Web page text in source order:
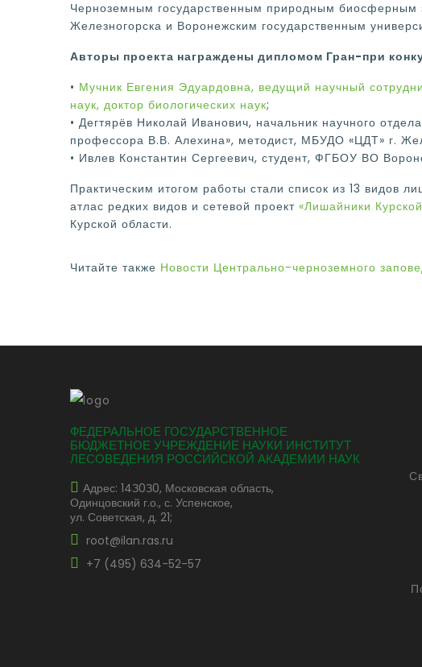
Черноземным государственным природным биосферным
Железногорска и Воронежским государственным
Авторы проекта награждены дипломом Гран-при
• Мучник Евгения Эдуардовна, ведущий научный
наук, доктор биологических наук;
• Дегтярёв Николай Иванович, начальник научного
профессора В.В. Алехина», методист, МБУДО «ЦДТ» г.
• Ивлев Константин Сергеевич, студент, ФГБОУ ВО
Практическим итогом работы стали список из 13 видов
атлас редких видов и сетевой проект «Лишайники
Курской области.
Читайте также Новости Центрально-черноземного
ФЕДЕРАЛЬНОЕ ГОСУДАРСТВЕННОЕ
БЮДЖЕТНОЕ УЧРЕЖДЕНИЕ НАУКИ ИНСТИТУТ
ЛЕСОВЕДЕНИЯ РОССИЙСКОЙ АКАДЕМИИ НАУК
Адрес: 14З0З0, Московская область,
Одинцовский г.о., с. Успенское,
ул. Советская, д. 21;
root@ilan.ras.ru
+7 (495) 634-52-57